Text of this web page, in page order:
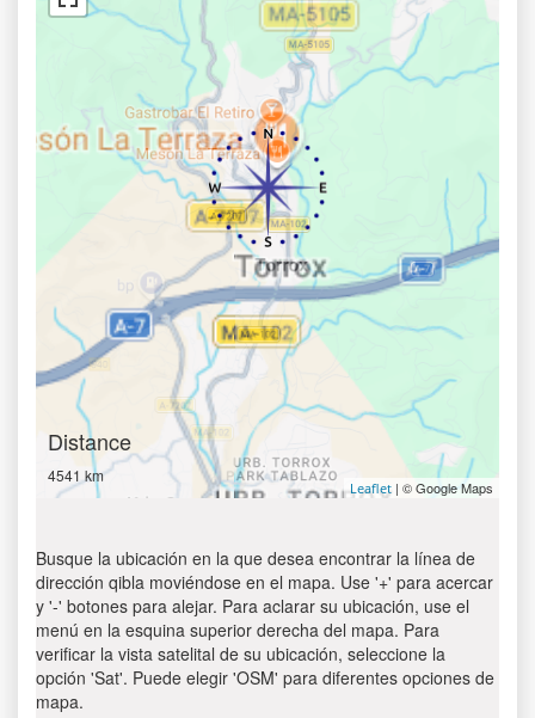
Distance
4541 km
Leaflet | © Google Maps
Busque la ubicación en la que desea encontrar la línea de
dirección qibla moviéndose en el mapa. Use '+' para acercar
y '-' botones para alejar. Para aclarar su ubicación, use el
menú en la esquina superior derecha del mapa. Para
verificar la vista satelital de su ubicación, seleccione la
opción 'Sat'. Puede elegir 'OSM' para diferentes opciones de
mapa.